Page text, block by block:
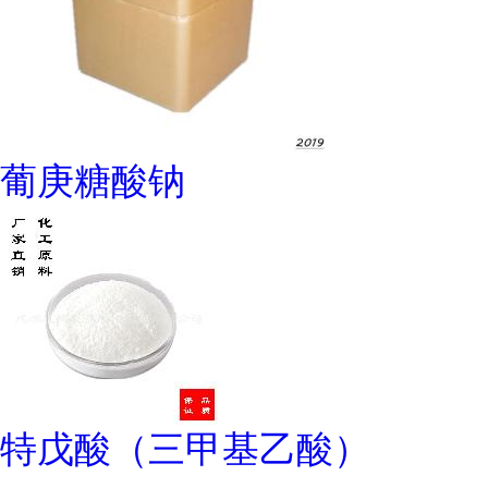
葡庚糖酸钠
特戊酸（三甲基乙酸）